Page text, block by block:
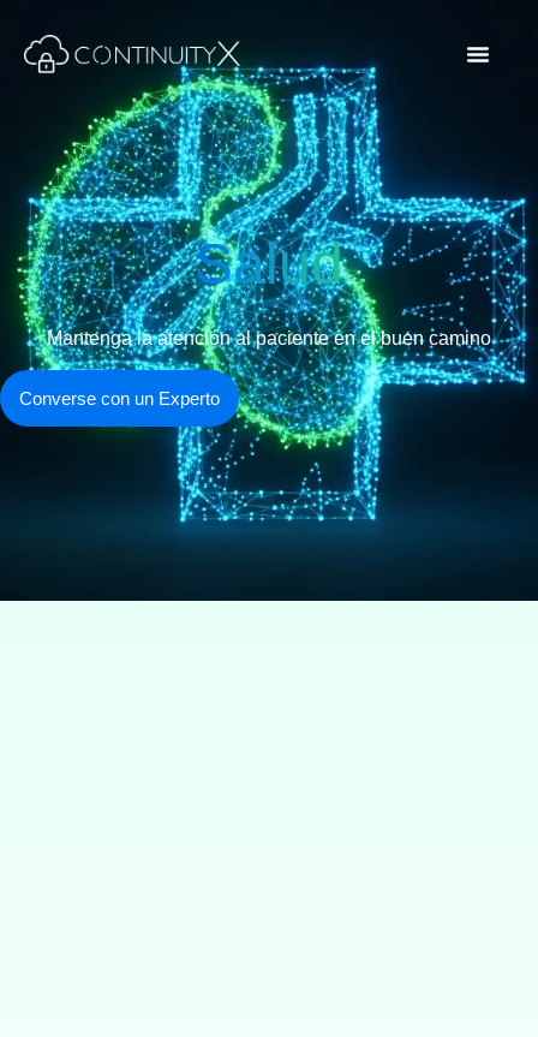
Salud
Mantenga la atención al paciente en el buen camino
Converse con un Experto